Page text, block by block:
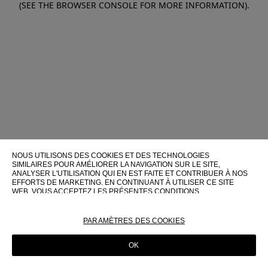
(SEE THE BROWSER CONSOLE FOR MORE INFORMATION).
NOUS UTILISONS DES COOKIES ET DES TECHNOLOGIES
SIMILAIRES POUR AMÉLIORER LA NAVIGATION SUR LE SITE,
ANALYSER L'UTILISATION QUI EN EST FAITE ET CONTRIBUER À NOS
EFFORTS DE MARKETING. EN CONTINUANT À UTILISER CE SITE
WEB, VOUS ACCEPTEZ LES PRÉSENTES CONDITIONS
POUR PLUS D'INFORMATIONS SUR CES TECHNOLOGIES ET LEUR
POLITIQUE EN MATIÈRE DE COOKIES
PARAMÈTRES DES COOKIES
OK